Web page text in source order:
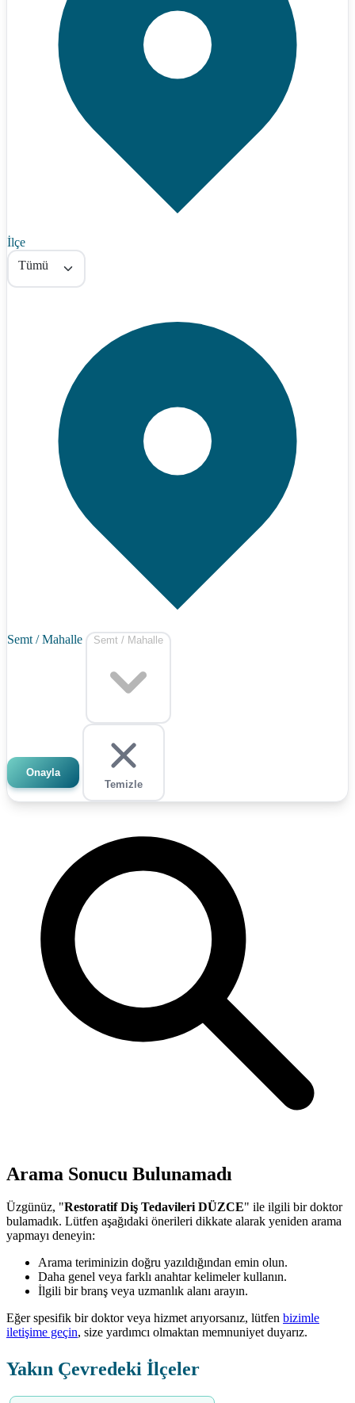
İlçe
Tümü
Semt / Mahalle Semt / Mahalle
Onayla
Temizle
Arama Sonucu Bulunamadı
Üzgünüz, "Restoratif Diş Tedavileri DÜZCE" ile ilgili bir doktor
bulamadık. Lütfen aşağıdaki önerileri dikkate alarak yeniden arama
yapmayı deneyin:
Arama teriminizin doğru yazıldığından emin olun.
Daha genel veya farklı anahtar kelimeler kullanın.
İlgili bir branş veya uzmanlık alanı arayın.
Eğer spesifik bir doktor veya hizmet arıyorsanız, lütfen bizimle
iletişime geçin, size yardımcı olmaktan memnuniyet duyarız.
Yakın Çevredeki İlçeler